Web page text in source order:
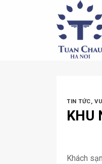
TIN TỨC,
KHU
Khách